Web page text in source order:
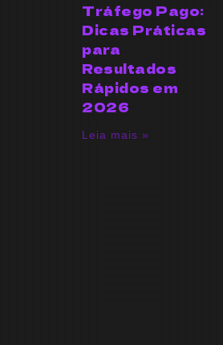
Tráfego Pago:
Dicas Práticas
para
Resultados
Rápidos em
2026
Leia mais »